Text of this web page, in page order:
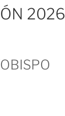
2026